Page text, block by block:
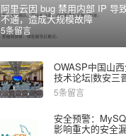
阿里云因 bug 禁用内部 IP 导
不通，造成大规模故障
5条留言
OWASP中国山
技术论坛|数安三
网安
5条留言
安全预警：
影响重大的安全